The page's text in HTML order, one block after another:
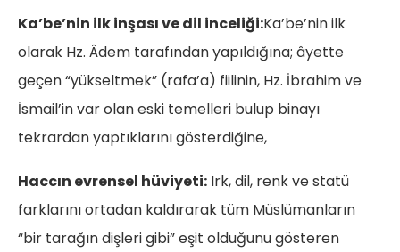
Ka’be’nin ilk inşası ve dil inceliği:Ka’be’nin ilk
olarak Hz. Âdem tarafından yapıldığına; âyette
geçen “yükseltmek” (rafa’a) fiilinin, Hz. İbrahim ve
İsmail’in var olan eski temelleri bulup binayı
tekrardan yaptıklarını gösterdiğine,
Haccın evrensel hüviyeti: Irk, dil, renk ve statü
farklarını ortadan kaldırarak tüm Müslümanların
“bir tarağın dişleri gibi” eşit olduğunu gösteren